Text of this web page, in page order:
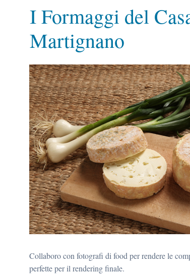
I Formaggi del
Martignano
Collaboro con fotografi di food per rendere le
perfette per il rendering finale.